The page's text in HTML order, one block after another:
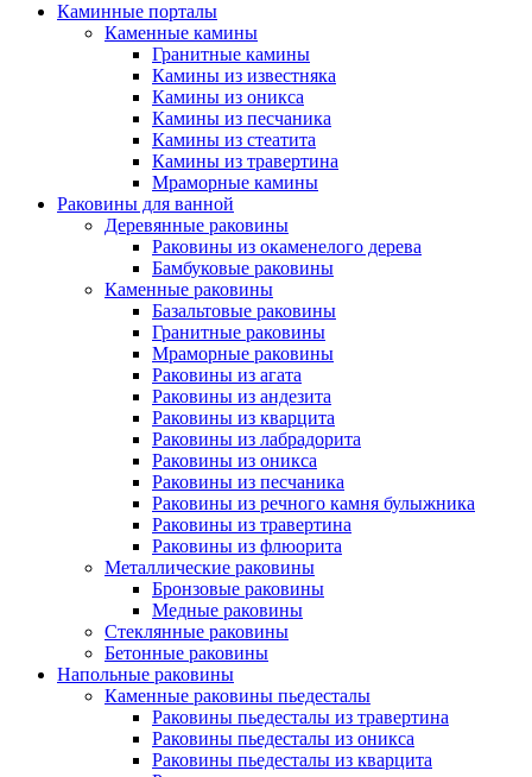
Каминные порталы
Каменные камины
Гранитные камины
Камины из известняка
Камины из оникса
Камины из песчаника
Камины из стеатита
Камины из травертина
Мраморные камины
Раковины для ванной
Деревянные раковины
Раковины из окаменелого дерева
Бамбуковые раковины
Каменные раковины
Базальтовые раковины
Гранитные раковины
Мраморные раковины
Раковины из агата
Раковины из андезита
Раковины из кварцита
Раковины из лабрадорита
Раковины из оникса
Раковины из песчаника
Раковины из речного камня булыжника
Раковины из травертина
Раковины из флюорита
Металлические раковины
Бронзовые раковины
Медные раковины
Стеклянные раковины
Бетонные раковины
Напольные раковины
Каменные раковины пьедесталы
Раковины пьедесталы из травертина
Раковины пьедесталы из оникса
Раковины пьедесталы из кварцита